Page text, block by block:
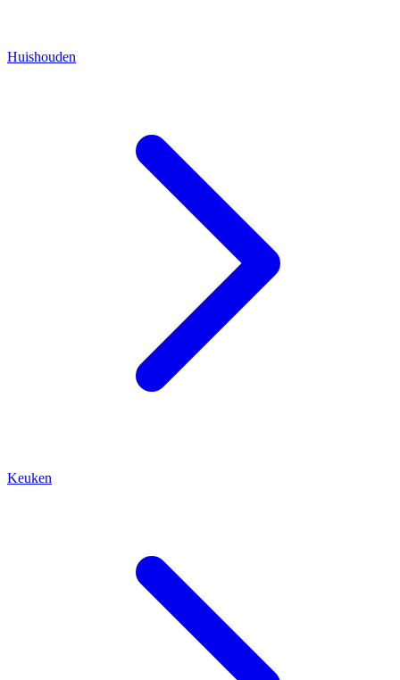
Huishouden
Keuken